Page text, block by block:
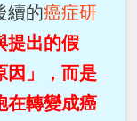
續的癌症研
提出的假
因」，而是
在轉變成癌